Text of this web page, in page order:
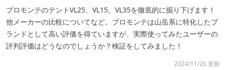
プロモンテのテントVL25、VL15、VL35を徹底的に掘り下げます！
他メーカーの比較についてなど。プロモンテは山岳系に特化したブ
ランドとして高い評価を得ていますが、実際使ってみたユーザーの
評判評価はどうなのでしょうか？検証をしてみました！
2024/11/20 更新